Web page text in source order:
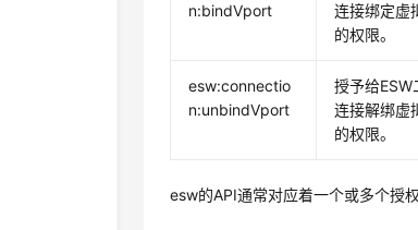
n:bindVport
连接绑定虚
的权限。
esw:connectio
n:unbindVport
授予给ESW
连接解绑虚
的权限。
esw的API通常对应着一个或多个授